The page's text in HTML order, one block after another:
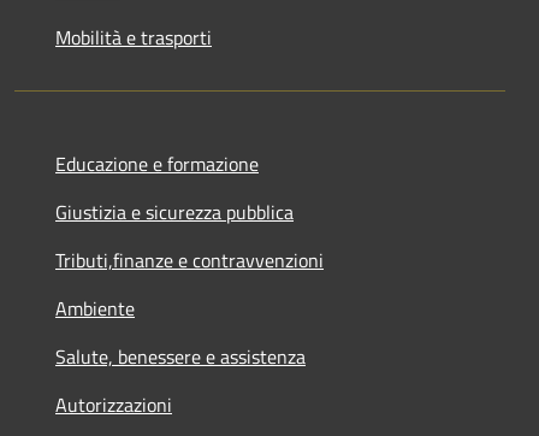
Mobilità e trasporti
Educazione e formazione
Giustizia e sicurezza pubblica
Tributi,finanze e contravvenzioni
Ambiente
Salute, benessere e assistenza
Autorizzazioni